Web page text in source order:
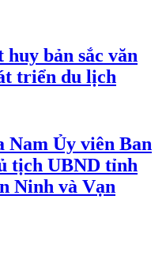
bản sắc văn
triển du lịch
Nam Ủy viên Ban
tịch UBND tỉnh
Ninh và Vạn